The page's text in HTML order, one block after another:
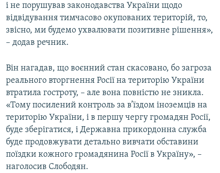
і не порушував законодавства України щодо
відвідування тимчасово окупованих територій, то,
звісно, ми будемо ухвалювати позитивне рішення»,
– додав речник.
Він нагадав, що воєнний стан скасовано, бо загроза
реального вторгнення Росії на територію України
втратила гостроту, – але вона повністю не зникла.
«Тому посилений контроль за в’їздом іноземців на
територію України, і в першу чергу громадян Росії,
буде зберігатися, і Державна прикордонна служба
буде продовжувати детально вивчати обставини
поїздки кожного громадянина Росії в Україну», –
наголосив Слободян.